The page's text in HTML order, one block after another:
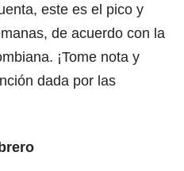
este es el pico y
de acuerdo con la
¡Tome nota y
dada por las